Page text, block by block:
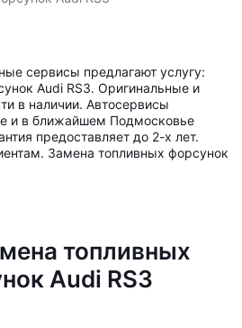
сервисы предлагают услугу:
Audi RS3. Оригинальные и
в наличии. Автосервисы
и в ближайшем Подмосковье
предоставляет до 2-х лет.
Замена топливных форсунок
топливных
Audi RS3